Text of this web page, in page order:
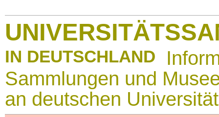
IN DEUTSCHLAND
Sammlungen und
an deutschen